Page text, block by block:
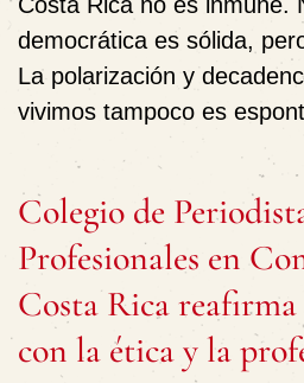
democrática es sólida,
La polarización y
vivimos tampoco es
Colegio de
Profesionales en
Costa Rica
con la ética y la